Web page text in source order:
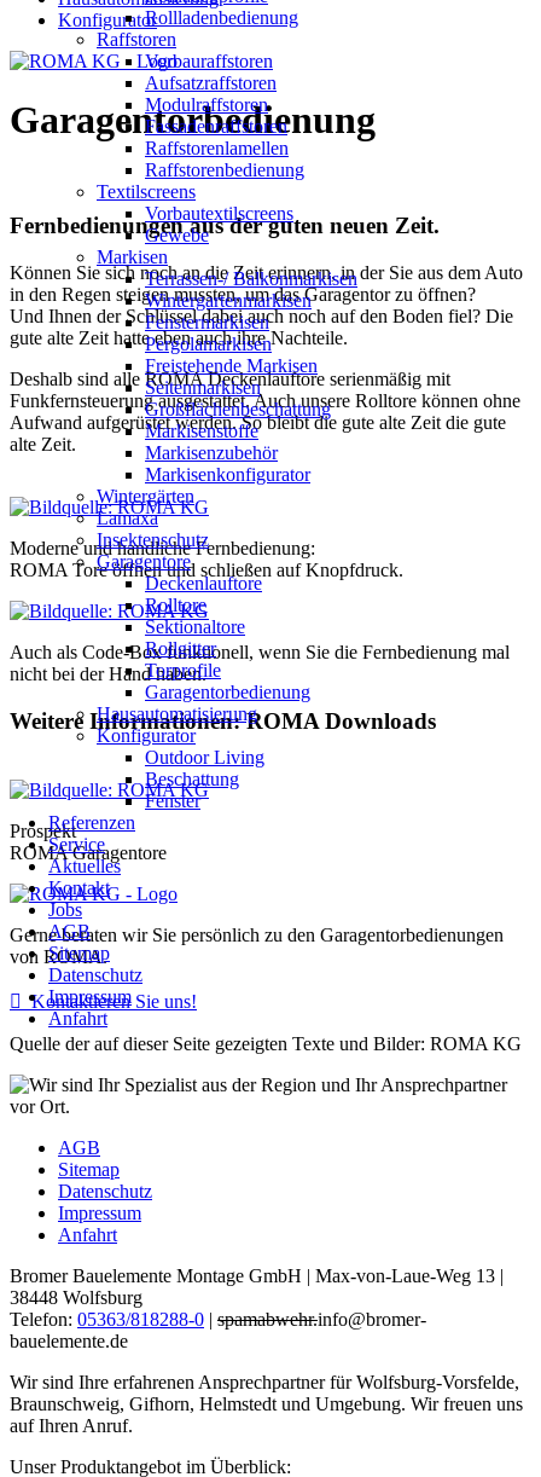
Rollladenbedienung
Raffstoren
Vorbauraffstoren
Aufsatzraffstoren
Modulraffstoren
Fassadenraffstoren
Raffstorenlamellen
Raffstorenbedienung
Textilscreens
Vorbautextilscreens
Gewebe
Markisen
Terrassen-/ Balkonmarkisen
Wintergartenmarkisen
Fenstermarkisen
Pergolamarkisen
Freistehende Markisen
Seitenmarkisen
Großflächenbeschattung
Markisenstoffe
Markisenzubehör
Markisenkonfigurator
Wintergärten
Lamaxa
Insektenschutz
Garagentore
Deckenlauftore
Rolltore
Sektionaltore
Rollgitter
Torprofile
Garagentorbedienung
Hausautomatisierung
Konfigurator
Outdoor Living
Beschattung
Fenster
Referenzen
Service
Aktuelles
Kontakt
Jobs
AGB
Sitemap
Datenschutz
Impressum
Anfahrt
Konfigurator
Garagentorbedienung
Fernbedienungen aus der guten neuen Zeit.
Können Sie sich noch an die Zeit erinnern, in der Sie aus dem Auto
in den Regen steigen mussten, um das Garagentor zu öffnen?
Und Ihnen der Schlüssel dabei auch noch auf den Boden fiel? Die
gute alte Zeit hatte eben auch ihre Nachteile.
Deshalb sind alle ROMA Deckenlauftore serienmäßig mit
Funkfernsteuerung ausgestattet. Auch unsere Rolltore können ohne
Aufwand aufgerüstet werden. So bleibt die gute alte Zeit die gute
alte Zeit.
Moderne und handliche Fernbedienung:
ROMA Tore öffnen und schließen auf Knopfdruck.
Auch als Code-Box funktionell, wenn Sie die Fernbedienung mal
nicht bei der Hand haben.
Weitere Informationen: ROMA Downloads
Prospekt
ROMA Garagentore
Gerne beraten wir Sie persönlich zu den Garagentorbedienungen
von ROMA.
 Kontaktieren Sie uns!
Quelle der auf dieser Seite gezeigten Texte und Bilder: ROMA KG
AGB
Sitemap
Datenschutz
Impressum
Anfahrt
Bromer Bauelemente Montage GmbH | Max-von-Laue-Weg 13 |
38448 Wolfsburg
Telefon: 05363/818288-0 | spamabwehr.info@bromer-
bauelemente.de
Wir sind Ihre erfahrenen Ansprechpartner für Wolfsburg-Vorsfelde,
Braunschweig, Gifhorn, Helmstedt und Umgebung. Wir freuen uns
auf Ihren Anruf.
Unser Produktangebot im Überblick: